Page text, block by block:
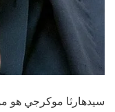
سيدهارثا موكرجي هو